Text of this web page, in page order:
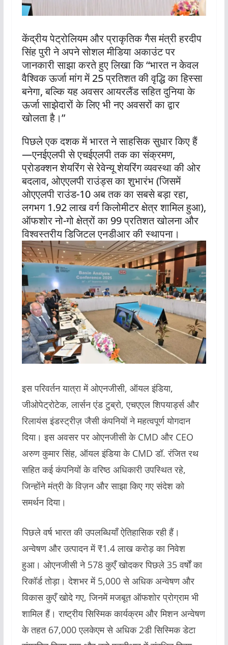
केंद्रीय पेट्रोलियम और प्राकृतिक गैस मंत्री हरदीप
सिंह पुरी ने अपने सोशल मीडिया अकाउंट पर
जानकारी साझा करते हुए लिखा कि “भारत न केवल
वैश्विक ऊर्जा मांग में 25 प्रतिशत की वृद्धि का हिस्सा
बनेगा, बल्कि यह अवसर आयरलैंड सहित दुनिया के
ऊर्जा साझेदारों के लिए भी नए अवसरों का द्वार
खोलता है।”
पिछले एक दशक में भारत ने साहसिक सुधार किए हैं
—एनईएलपी से एचईएलपी तक का संक्रमण,
प्रोडक्शन शेयरिंग से रेवेन्यू शेयरिंग व्यवस्था की ओर
बदलाव, ओएएलपी राउंड्स का शुभारंभ (जिसमें
ओएएलपी राउंड-10 अब तक का सबसे बड़ा रहा,
लगभग 1.92 लाख वर्ग किलोमीटर क्षेत्र शामिल हुआ),
ऑफशोर नो-गो क्षेत्रों का 99 प्रतिशत खोलना और
विश्वस्तरीय डिजिटल एनडीआर की स्थापना।
इस परिवर्तन यात्रा में ओएनजीसी, ऑयल इंडिया,
जीओपेट्रोटेक, लार्सन एंड टुब्रो, एचएएल शिपयार्ड्स और
रिलायंस इंडस्ट्रीज़ जैसी कंपनियों ने महत्वपूर्ण योगदान
दिया। इस अवसर पर ओएनजीसी के CMD और CEO
अरुण कुमार सिंह, ऑयल इंडिया के CMD डॉ. रंजित रथ
सहित कई कंपनियों के वरिष्ठ अधिकारी उपस्थित रहे,
जिन्होंने मंत्री के विज़न और साझा किए गए संदेश को
समर्थन दिया।
पिछले वर्ष भारत की उपलब्धियाँ ऐतिहासिक रही हैं।
अन्वेषण और उत्पादन में ₹1.4 लाख करोड़ का निवेश
हुआ। ओएनजीसी ने 578 कुएँ खोदकर पिछले 35 वर्षों का
रिकॉर्ड तोड़ा। देशभर में 5,000 से अधिक अन्वेषण और
विकास कुएँ खोदे गए, जिनमें मजबूत ऑफशोर प्रोग्राम भी
शामिल हैं। राष्ट्रीय सिस्मिक कार्यक्रम और मिशन अन्वेषण
के तहत 67,000 एलकेएम से अधिक 2डी सिस्मिक डेटा